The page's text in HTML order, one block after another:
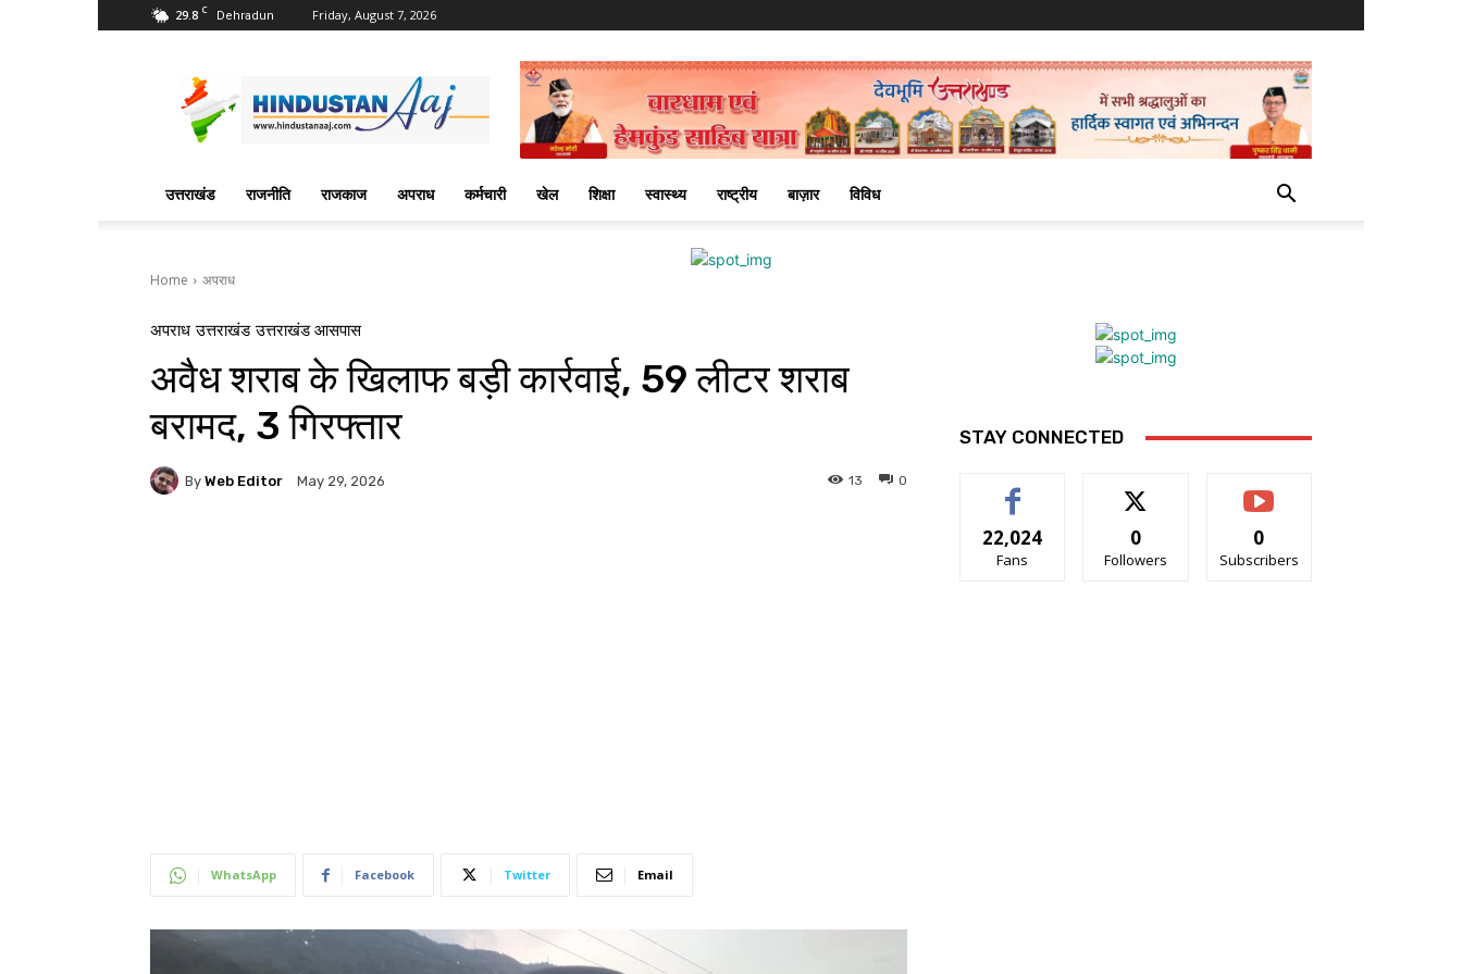
29.8 C Dehradun Friday, August 7, 2026
Aaj
News
उत्तराखंड राजनीति राजकाज अपराध कर्मचारी खेल शिक्षा स्वास्थ्य राष्ट्रीय बाज़ार विविध
Home अपराध
अपराध उत्तराखंड उत्तराखंड आसपास
अवैध शराब के खिलाफ बड़ी कार्रवाई, 59 लीटर शराब
बरामद, 3 गिरफ्तार
By Web Editor May 29, 2026 0
13
WhatsApp Facebook Twitter Email
STAY CONNECTED
22,024
Fans
0
Followers
0
Subscribers